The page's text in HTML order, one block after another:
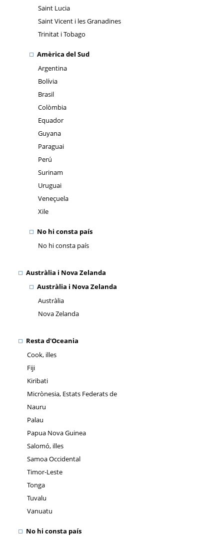
Saint Lucia
Saint Vicent i les Granadines
Trinitat i Tobago
Amèrica del Sud
Argentina
Bolívia
Brasil
Colòmbia
Equador
Guyana
Paraguai
Perú
Surinam
Uruguai
Veneçuela
Xile
No hi consta país
No hi consta país
Austràlia i Nova Zelanda
Austràlia i Nova Zelanda
Austràlia
Nova Zelanda
Resta d'Oceania
Cook, illes
Fiji
Kiribati
Micrònesia, Estats Federats de
Nauru
Palau
Papua Nova Guinea
Salomó, illes
Samoa Occidental
Timor-Leste
Tonga
Tuvalu
Vanuatu
No hi consta país